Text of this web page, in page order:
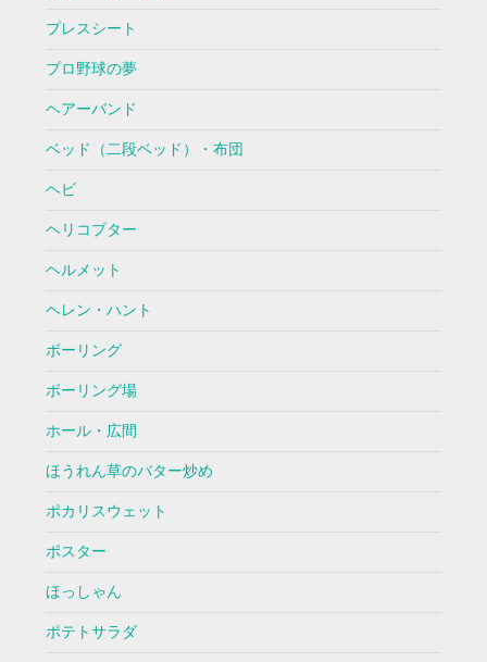
プレスシート
プロ野球の夢
ヘアーバンド
ベッド（二段ベッド）・布団
ヘビ
ヘリコプター
ヘルメット
ヘレン・ハント
ボーリング
ボーリング場
ホール・広間
ほうれん草のバター炒め
ポカリスウェット
ポスター
ほっしゃん
ポテトサラダ